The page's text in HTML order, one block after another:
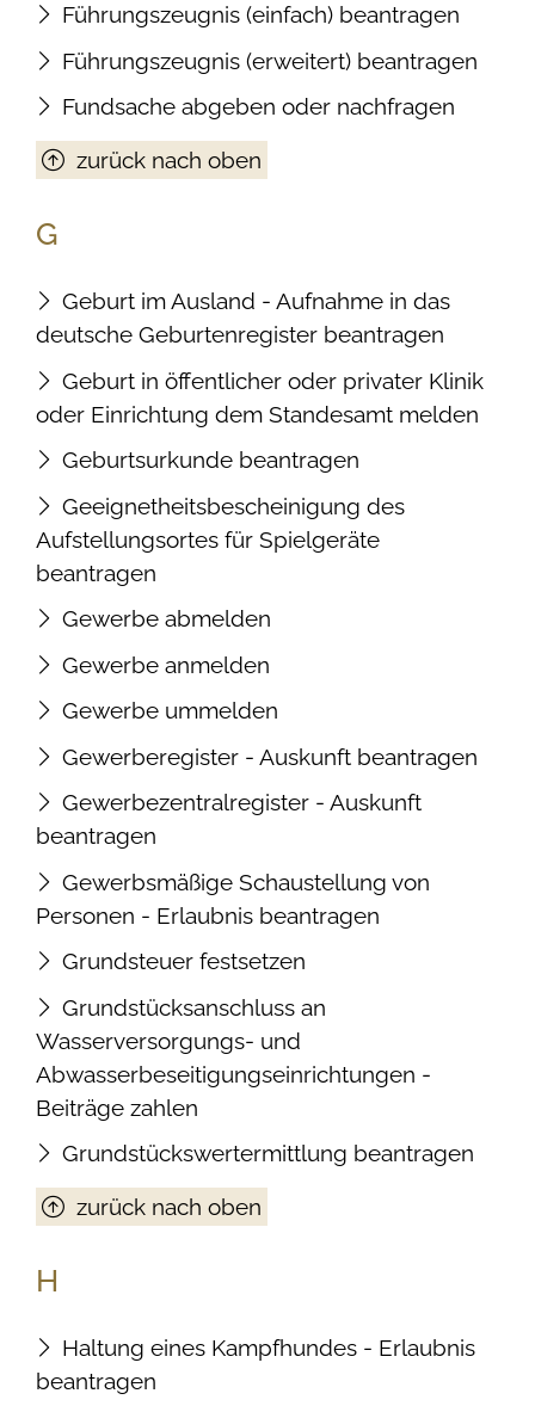
Führungszeugnis (einfach) beantragen
Führungszeugnis (erweitert) beantragen
Fundsache abgeben oder nachfragen
zurück nach oben
G
Geburt im Ausland - Aufnahme in das
deutsche Geburtenregister beantragen
Geburt in öffentlicher oder privater Klinik
oder Einrichtung dem Standesamt melden
Geburtsurkunde beantragen
Geeignetheitsbescheinigung des
Aufstellungsortes für Spielgeräte
beantragen
Gewerbe abmelden
Gewerbe anmelden
Gewerbe ummelden
Gewerberegister - Auskunft beantragen
Gewerbezentralregister - Auskunft
beantragen
Gewerbsmäßige Schaustellung von
Personen - Erlaubnis beantragen
Grundsteuer festsetzen
Grundstücksanschluss an
Wasserversorgungs- und
Abwasserbeseitigungseinrichtungen -
Beiträge zahlen
Grundstückswertermittlung beantragen
zurück nach oben
H
Haltung eines Kampfhundes - Erlaubnis
beantragen